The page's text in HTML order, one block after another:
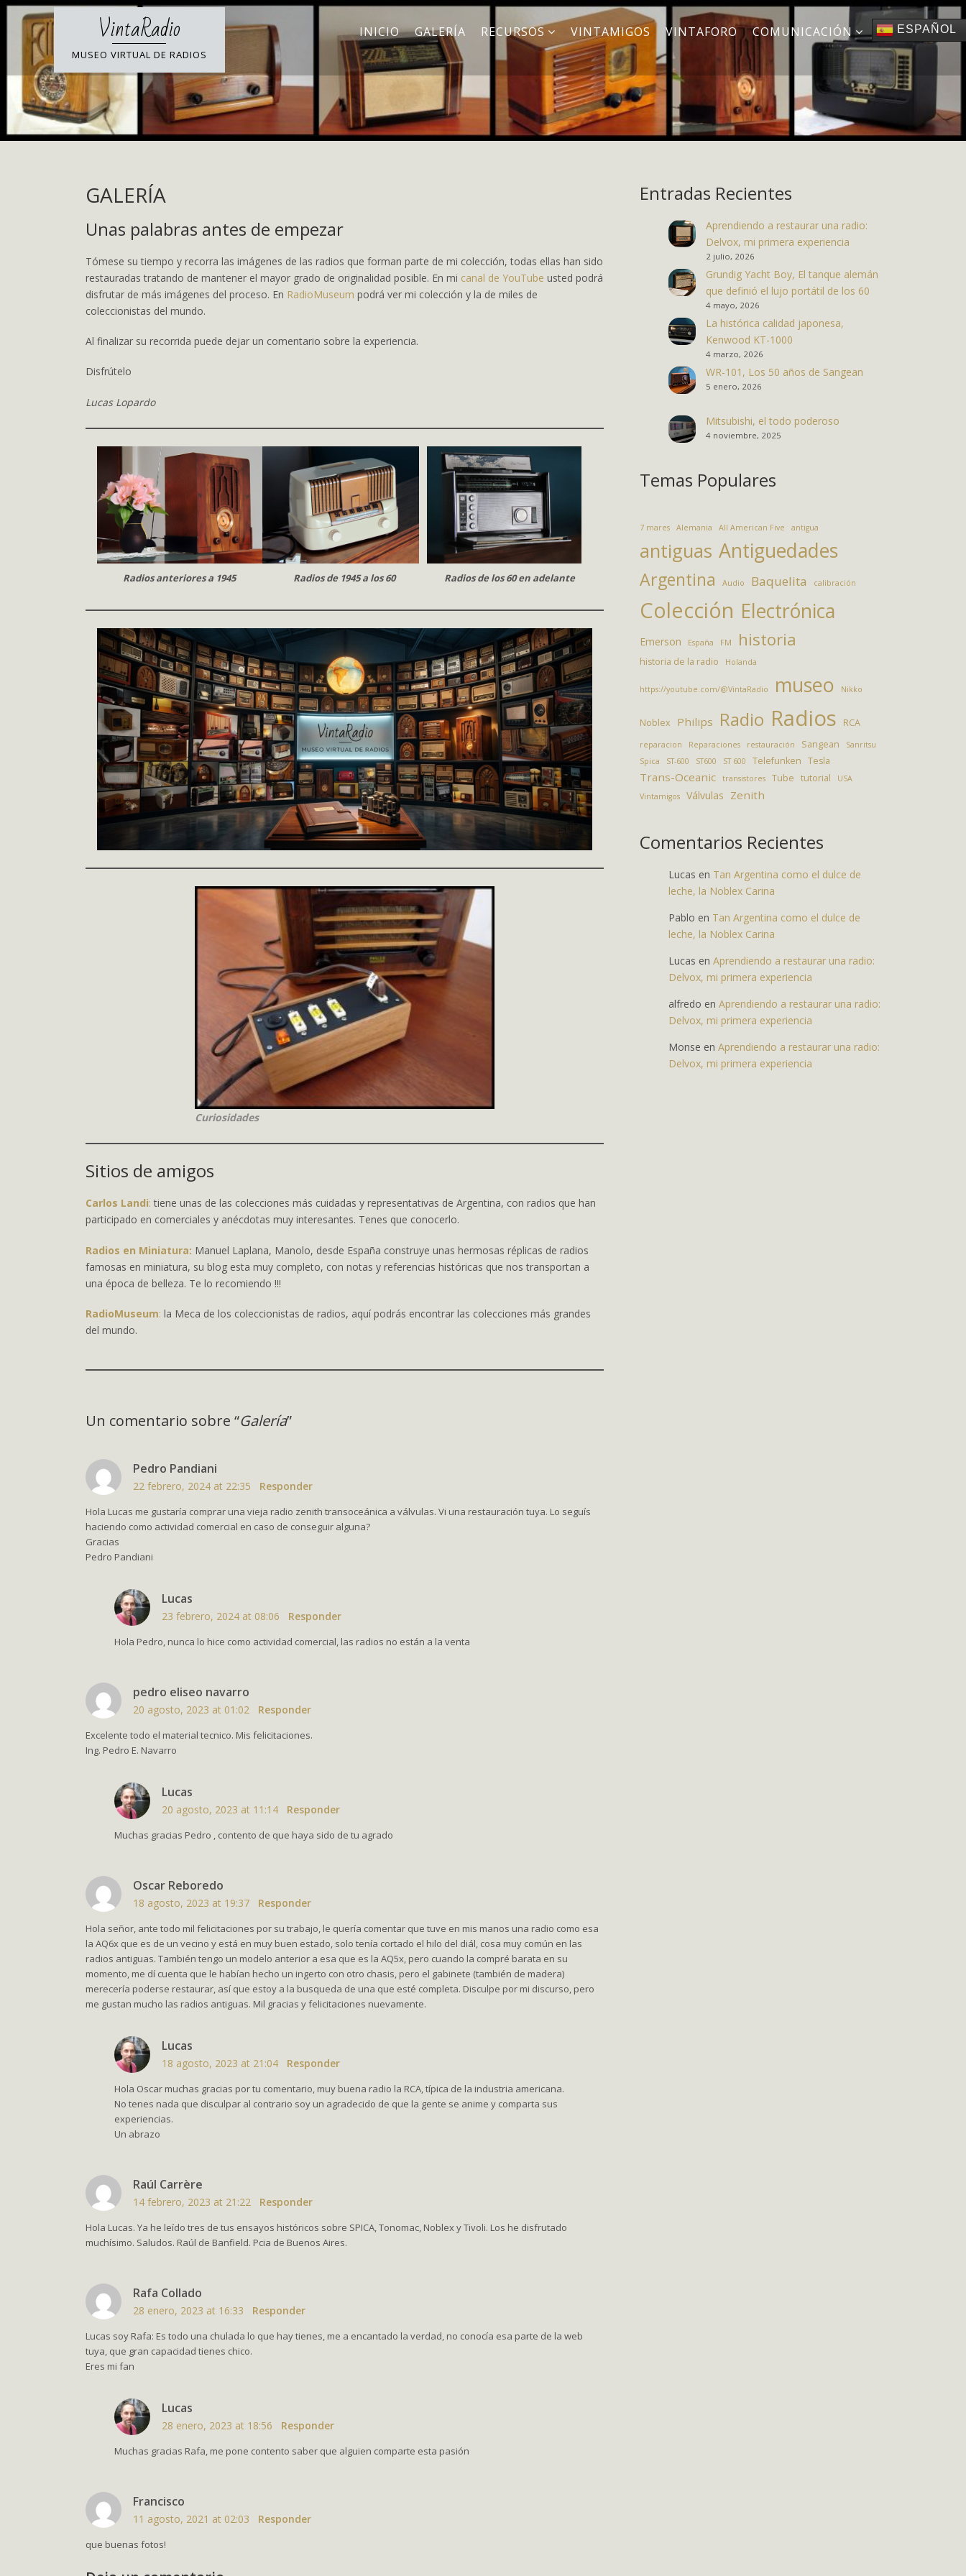
Skip
content
VintaRadio
MUSEO VIRTUAL DE RADIOS
INICIO GALERÍA RECURSOS VINTAMIGOS VINTAFORO COMUNICACIÓN ESPAÑOL
GALERÍA
Unas palabras antes de empezar
Tómese su tiempo y recorra las imágenes de las radios que forman parte de mi colección, todas ellas han sido
restauradas tratando de mantener el mayor grado de originalidad posible. En mi canal de YouTube usted podrá
disfrutar de más imágenes del proceso. En RadioMuseum podrá ver mi colección y la de miles de
coleccionistas del mundo.
Al finalizar su recorrida puede dejar un comentario sobre la experiencia.
Disfrútelo
Lucas Lopardo
Radios anteriores a 1945 Radios de 1945 a los 60 Radios de los 60 en adelante
Curiosidades
Sitios de amigos
Carlos Landi: tiene unas de las colecciones más cuidadas y representativas de Argentina, con radios que han
participado en comerciales y anécdotas muy interesantes. Tenes que conocerlo.
Radios en Miniatura: Manuel Laplana, Manolo, desde España construye unas hermosas réplicas de radios
famosas en miniatura, su blog esta muy completo, con notas y referencias históricas que nos transportan a
una época de belleza. Te lo recomiendo !!!
RadioMuseum: la Meca de los coleccionistas de radios, aquí podrás encontrar las colecciones más grandes
del mundo.
Un comentario sobre “Galería”
Pedro Pandiani
22 febrero, 2024 at 22:35 Responder
Hola Lucas me gustaría comprar una vieja radio zenith transoceánica a válvulas. Vi una restauración tuya. Lo seguís
haciendo como actividad comercial en caso de conseguir alguna?
Gracias
Pedro Pandiani
Lucas
23 febrero, 2024 at 08:06 Responder
Hola Pedro, nunca lo hice como actividad comercial, las radios no están a la venta
pedro eliseo navarro
20 agosto, 2023 at 01:02 Responder
Excelente todo el material tecnico. Mis felicitaciones.
Ing. Pedro E. Navarro
Lucas
20 agosto, 2023 at 11:14 Responder
Muchas gracias Pedro , contento de que haya sido de tu agrado
Oscar Reboredo
18 agosto, 2023 at 19:37 Responder
Hola señor, ante todo mil felicitaciones por su trabajo, le quería comentar que tuve en mis manos una radio como esa
la AQ6x que es de un vecino y está en muy buen estado, solo tenía cortado el hilo del diál, cosa muy común en las
radios antiguas. También tengo un modelo anterior a esa que es la AQ5x, pero cuando la compré barata en su
momento, me dí cuenta que le habían hecho un ingerto con otro chasis, pero el gabinete (también de madera)
merecería poderse restaurar, así que estoy a la busqueda de una que esté completa. Disculpe por mi discurso, pero
me gustan mucho las radios antiguas. Mil gracias y felicitaciones nuevamente.
Lucas
18 agosto, 2023 at 21:04 Responder
Hola Oscar muchas gracias por tu comentario, muy buena radio la RCA, típica de la industria americana.
No tenes nada que disculpar al contrario soy un agradecido de que la gente se anime y comparta sus
experiencias.
Un abrazo
Raúl Carrère
14 febrero, 2023 at 21:22 Responder
Hola Lucas. Ya he leído tres de tus ensayos históricos sobre SPICA, Tonomac, Noblex y Tivoli. Los he disfrutado
muchísimo. Saludos. Raúl de Banfield. Pcia de Buenos Aires.
Rafa Collado
28 enero, 2023 at 16:33 Responder
Lucas soy Rafa: Es todo una chulada lo que hay tienes, me a encantado la verdad, no conocía esa parte de la web
tuya, que gran capacidad tienes chico.
Eres mi fan
Lucas
28 enero, 2023 at 18:56 Responder
Muchas gracias Rafa, me pone contento saber que alguien comparte esta pasión
Francisco
11 agosto, 2021 at 02:03 Responder
que buenas fotos!
Entradas Recientes
Aprendiendo a restaurar una radio:
Delvox, mi primera experiencia
2 julio, 2026
Grundig Yacht Boy, El tanque alemán
que definió el lujo portátil de los 60
4 mayo, 2026
La histórica calidad japonesa,
Kenwood KT-1000
4 marzo, 2026
WR-101, Los 50 años de Sangean
5 enero, 2026
Mitsubishi, el todo poderoso
4 noviembre, 2025
Temas Populares
7 mares Alemania All American Five antigua
antiguas Antiguedades
Argentina Audio Baquelita calibración
Colección Electrónica
Emerson España FM historia
historia de la radio Holanda
https://youtube.com/@VintaRadio museo Nikko
Noblex Philips Radio Radios RCA
reparacion Reparaciones restauración Sangean
Sanritsu
Spica
ST-600 ST600 ST 600 Telefunken Tesla
Trans-Oceanic transistores Tube tutorial
USA
Vintamigos
Válvulas Zenith
Comentarios Recientes
Lucas en Tan Argentina como el dulce de
leche, la Noblex Carina
Pablo en Tan Argentina como el dulce de
leche, la Noblex Carina
Lucas en Aprendiendo a restaurar una radio:
Delvox, mi primera experiencia
alfredo en Aprendiendo a restaurar una radio:
Delvox, mi primera experiencia
Monse en Aprendiendo a restaurar una radio:
Delvox, mi primera experiencia